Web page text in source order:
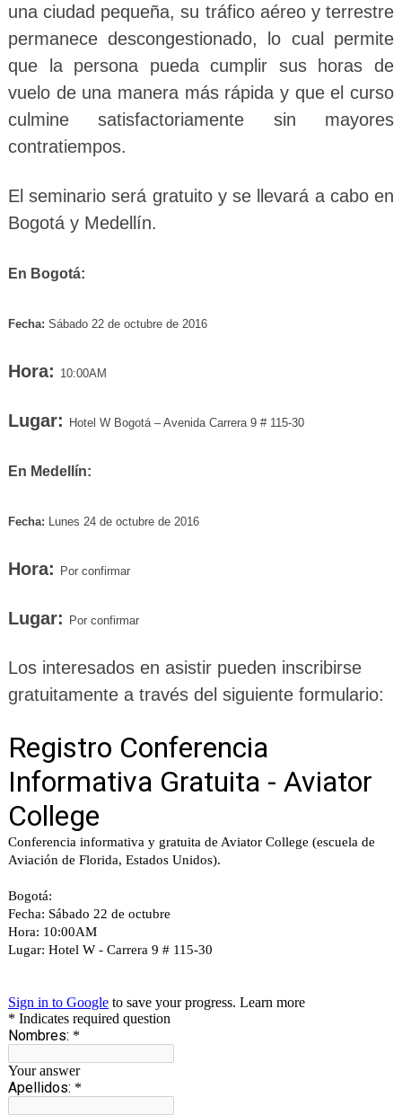
una ciudad pequeña, su tráfico aéreo y terrestre
permanece descongestionado, lo cual permite
que la persona pueda cumplir sus horas de
vuelo de una manera más rápida y que el curso
culmine satisfactoriamente sin mayores
contratiempos.
El seminario será gratuito y se llevará a cabo en
Bogotá y Medellín.
En Bogotá:
Fecha: Sábado 22 de octubre de 2016
Hora: 10:00AM
Lugar: Hotel W Bogotá – Avenida Carrera 9 # 115-30
En Medellín:
Fecha: Lunes 24 de octubre de 2016
Hora: Por confirmar
Lugar: Por confirmar
Los interesados en asistir pueden inscribirse
gratuitamente a través del siguiente formulario: